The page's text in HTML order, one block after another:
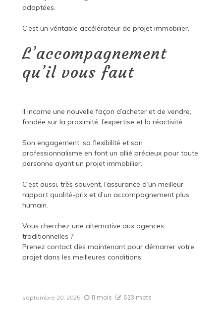
adaptées.
C’est un véritable accélérateur de projet immobilier.
L’accompagnement
qu’il vous faut
Il incarne une nouvelle façon d’acheter et de vendre,
fondée sur la proximité, l’expertise et la réactivité.
Son engagement, sa flexibilité et son
professionnalisme en font un allié précieux pour toute
personne ayant un projet immobilier.
C’est aussi, très souvent, l’assurance d’un meilleur
rapport qualité-prix et d’un accompagnement plus
humain.
Vous cherchez une alternative aux agences
traditionnelles ?
Prenez contact dès maintenant pour démarrer votre
projet dans les meilleures conditions.
septembre 20, 2025 11 mois 623 mots